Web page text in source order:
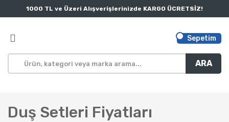
1000 TL ve Üzeri Alışverişlerinizde KARGO ÜCRETSİZ!
ARA
Sepetim
Duş Setleri Fiyatları